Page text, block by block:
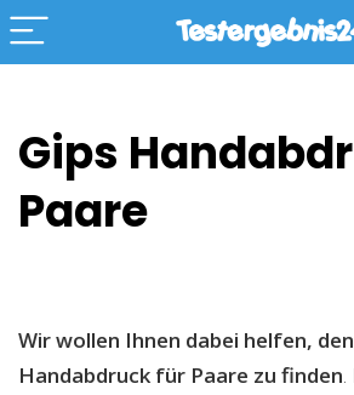
Gips
Paare
Wir wollen Ihnen dabei helfen,
Handabdruck für Paare zu finden